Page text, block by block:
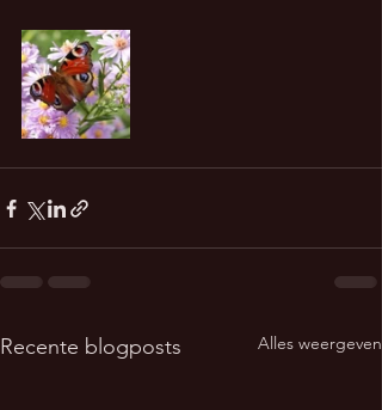
Recente blogposts Alles weergeven